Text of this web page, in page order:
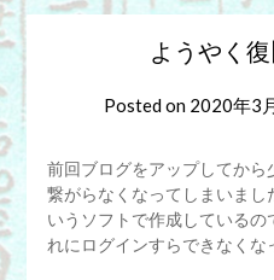
ようやく
Posted on 2020年3
前回ブログをアップしてから
繋がらなくなってしまいまし
いうソフトで作成している
れにログインすらできなく